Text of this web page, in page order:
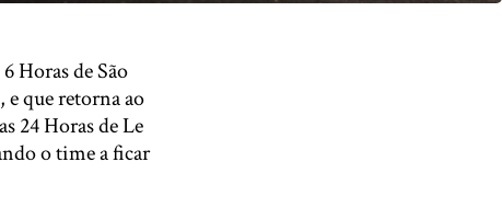
Horas de São
que retorna ao
24 Horas de Le
o time a ficar